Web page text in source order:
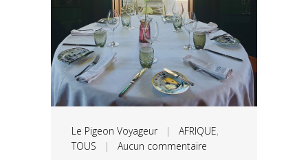
Le Pigeon Voyageur| AFRIQUE,
TOUS | Aucun commentaire